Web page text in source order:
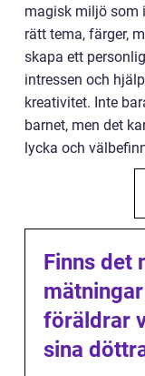
magisk miljö som
rätt tema, färger,
skapa ett
intressen och
kreativitet. Inte
barnet, men det
lycka och
Finns det
föräldrar
sina